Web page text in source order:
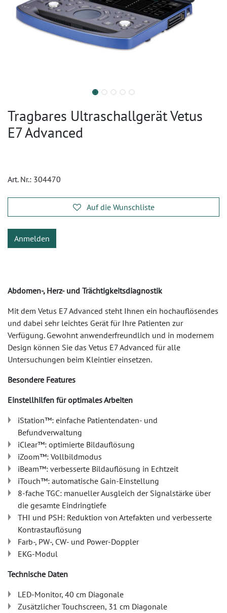
Tragbares Ultraschallgerät Vetus
E7 Advanced
Art. Nr.: 304470
Auf die Wunschliste
Anmelden
Abdomen-, Herz- und Trächtigkeitsdiagnostik
Mit dem Vetus E7 Advanced steht Ihnen ein hochauflösendes
und dabei sehr leichtes Gerät für Ihre Patienten zur
Verfügung. Gewohnt anwenderfreundlich und in modernem
Design können Sie das Vetus E7 Advanced für alle
Untersuchungen beim Kleintier einsetzen.
Besondere Features
Einstellhilfen für optimales Arbeiten
iStation™: einfache Patientendaten- und
Befundverwaltung
iClear™: optimierte Bildauflösung
iZoom™: Vollbildmodus
iBeam™: verbesserte Bildauflösung in Echtzeit
iTouch™: automatische Gain-Einstellung
8-fache TGC: manueller Ausgleich der Signalstärke über
die gesamte Eindringtiefe
THI und PSH: Reduktion von Artefakten und verbesserte
Kontrastauflösung
Farb-, PW-, CW- und Power-Doppler
EKG-Modul
Technische Daten
LED-Monitor, 40 cm Diagonale
Zusätzlicher Touchscreen, 31 cm Diagonale